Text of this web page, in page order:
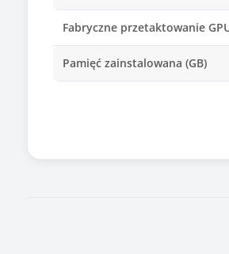
Fabryczne przetaktowanie
Pamięć zainstalowana (GB)